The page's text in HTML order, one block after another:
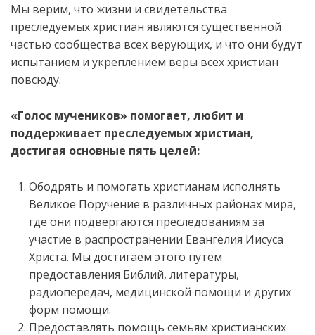
Мы верим, что жизни и свидетельства
преследуемых христиан являются существенной
частью сообщества всех верующих, и что они будут
испытанием и укреплением веры всех христиан
повсюду.
«Голос мучеников» помогает, любит и
поддерживает преследуемых христиан,
достигая основные пять целей:
Ободрять и помогать христианам исполнять
Великое Поручение в различных районах мира,
где они подвергаются преследованиям за
участие в распространении Евангелия Иисуса
Христа. Мы достигаем этого путем
предоставления Библий, литературы,
радиопередач, медицинской помощи и других
форм помощи.
Предоставлять помощь семьям христианских